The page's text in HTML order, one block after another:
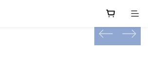
prev next
prev next
prev next